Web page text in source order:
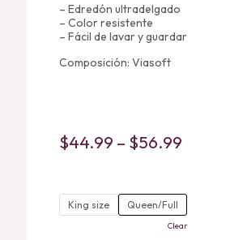
– Edredón ultradelgado
– Color resistente
– Fácil de lavar y guardar
Composición: Viasoft
$44.99 – $56.99
through
$56.99
King size Queen/Full
Clear